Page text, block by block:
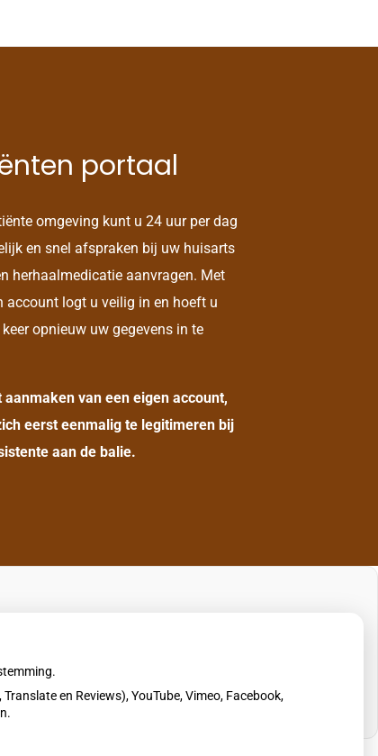
portaal
omgeving kunt u 24 uur per dag
en snel afspraken bij uw huisarts
herhaalmedicatie aanvragen. Met
account logt u veilig in en hoeft u
opnieuw uw gegevens in te
aanmaken van een eigen account,
eerst eenmalig te legitimeren bij
aan de balie.
en Reviews), YouTube, Vimeo, Facebook,